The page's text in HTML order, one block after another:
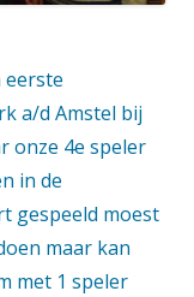
eerste
a/d Amstel bij
onze 4e speler
in de
gespeeld moest
maar kan
met 1 speler